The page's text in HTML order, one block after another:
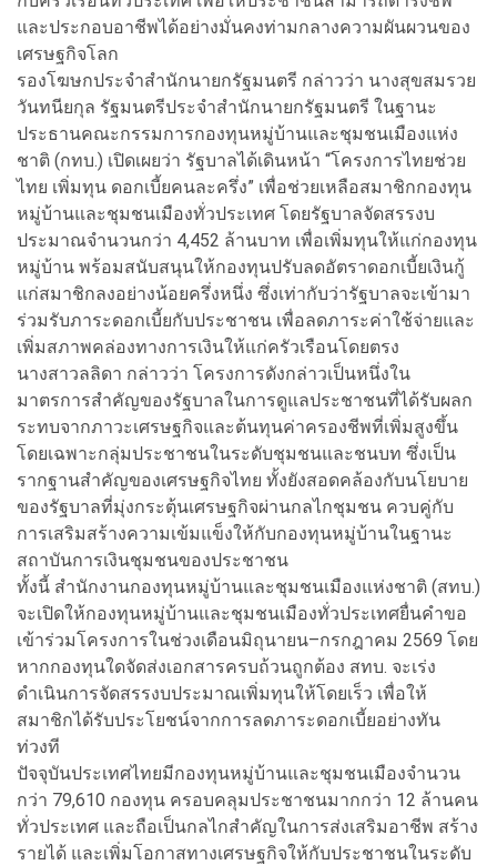
และประกอบอาชีพได้อย่างมั่นคงท่ามกลางความผันผวนของ
เศรษฐกิจโลก
รองโฆษกประจำสำนักนายกรัฐมนตรี กล่าวว่า นางสุขสมรวย
วันทนียกุล รัฐมนตรีประจำสำนักนายกรัฐมนตรี ในฐานะ
ประธานคณะกรรมการกองทุนหมู่บ้านและชุมชนเมืองแห่ง
ชาติ (กทบ.) เปิดเผยว่า รัฐบาลได้เดินหน้า “โครงการไทยช่วย
ไทย เพิ่มทุน ดอกเบี้ยคนละครึ่ง” เพื่อช่วยเหลือสมาชิกกองทุน
หมู่บ้านและชุมชนเมืองทั่วประเทศ โดยรัฐบาลจัดสรรงบ
ประมาณจำนวนกว่า 4,452 ล้านบาท เพื่อเพิ่มทุนให้แก่กองทุน
หมู่บ้าน พร้อมสนับสนุนให้กองทุนปรับลดอัตราดอกเบี้ยเงินกู้
แก่สมาชิกลงอย่างน้อยครึ่งหนึ่ง ซึ่งเท่ากับว่ารัฐบาลจะเข้ามา
ร่วมรับภาระดอกเบี้ยกับประชาชน เพื่อลดภาระค่าใช้จ่ายและ
เพิ่มสภาพคล่องทางการเงินให้แก่ครัวเรือนโดยตรง
นางสาวลลิดา กล่าวว่า โครงการดังกล่าวเป็นหนึ่งใน
มาตรการสำคัญของรัฐบาลในการดูแลประชาชนที่ได้รับผลก
ระทบจากภาวะเศรษฐกิจและต้นทุนค่าครองชีพที่เพิ่มสูงขึ้น
โดยเฉพาะกลุ่มประชาชนในระดับชุมชนและชนบท ซึ่งเป็น
รากฐานสำคัญของเศรษฐกิจไทย ทั้งยังสอดคล้องกับนโยบาย
ของรัฐบาลที่มุ่งกระตุ้นเศรษฐกิจผ่านกลไกชุมชน ควบคู่กับ
การเสริมสร้างความเข้มแข็งให้กับกองทุนหมู่บ้านในฐานะ
สถาบันการเงินชุมชนของประชาชน
ทั้งนี้ สำนักงานกองทุนหมู่บ้านและชุมชนเมืองแห่งชาติ (สทบ.)
จะเปิดให้กองทุนหมู่บ้านและชุมชนเมืองทั่วประเทศยื่นคำขอ
เข้าร่วมโครงการในช่วงเดือนมิถุนายน–กรกฎาคม 2569 โดย
หากกองทุนใดจัดส่งเอกสารครบถ้วนถูกต้อง สทบ. จะเร่ง
ดำเนินการจัดสรรงบประมาณเพิ่มทุนให้โดยเร็ว เพื่อให้
สมาชิกได้รับประโยชน์จากการลดภาระดอกเบี้ยอย่างทัน
ท่วงที
ปัจจุบันประเทศไทยมีกองทุนหมู่บ้านและชุมชนเมืองจำนวน
กว่า 79,610 กองทุน ครอบคลุมประชาชนมากกว่า 12 ล้านคน
ทั่วประเทศ และถือเป็นกลไกสำคัญในการส่งเสริมอาชีพ สร้าง
รายได้ และเพิ่มโอกาสทางเศรษฐกิจให้กับประชาชนในระดับ